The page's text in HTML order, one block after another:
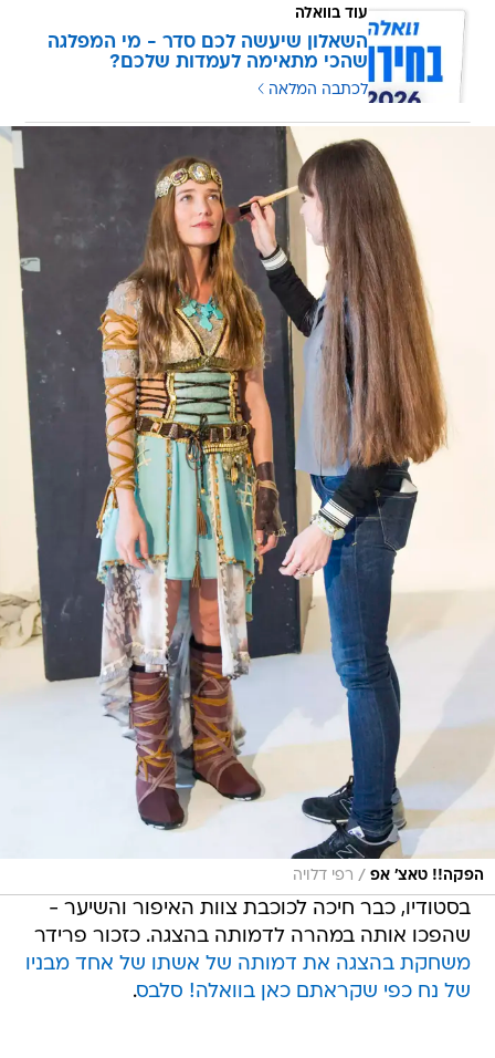
עוד בוואלה
השאלון שיעשה לכם סדר - מי המפלגה
שהכי מתאימה לעמדות שלכם?
לכתבה המלאה
הפקה!! טאצ' אפ / רפי דלויה
בסטודיו, כבר חיכה לכוכבת צוות האיפור והשיער -
שהפכו אותה במהרה לדמותה בהצגה. כזכור פרידר
משחקת בהצגה את דמותה של אשתו של אחד מבניו
של נח כפי שקראתם כאן בוואלה! סלבס.